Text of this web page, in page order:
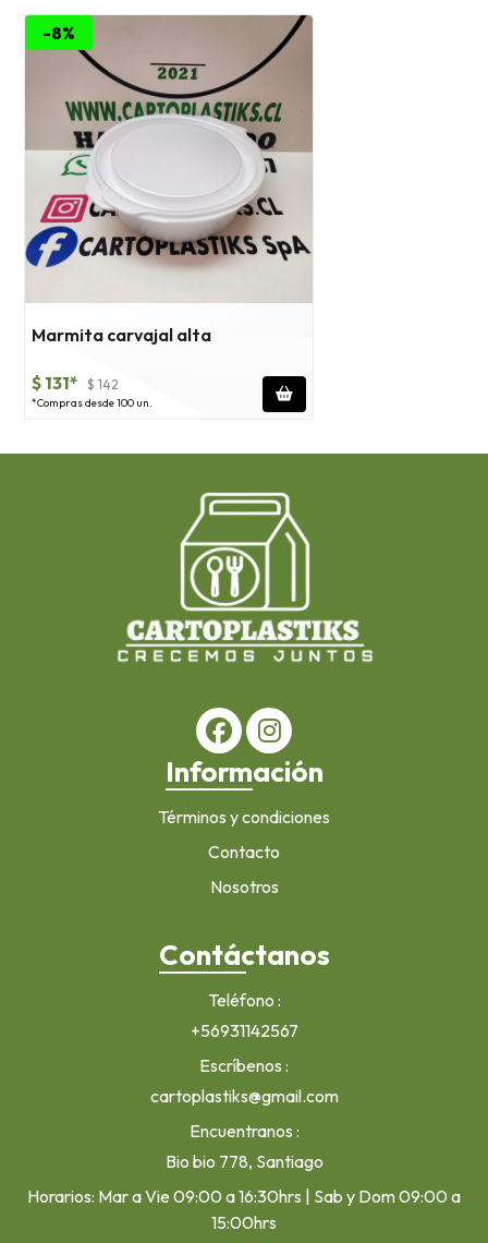
-8%
Marmita carvajal alta
$ 131* $ 142
*Compras desde 100 un.
Información
Términos y condiciones
Contacto
Nosotros
Contáctanos
Teléfono
+56931142567
Escríbenos
cartoplastiks@gmail.com
Encuentranos
Bio bio 778, Santiago
Horarios: Mar a Vie 09:00 a 16:30hrs | Sab y Dom 09:00 a
15:00hrs